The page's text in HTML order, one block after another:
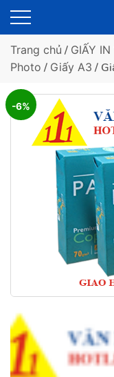
Trang chủ / GIẤY
Photo / Giấy A3 /
-6%